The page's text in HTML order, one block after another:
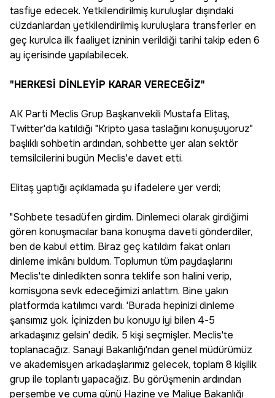
tasfiye edecek. Yetkilendirilmiş kuruluşlar dışındaki
cüzdanlardan yetkilendirilmiş kuruluşlara transferler en
geç kurulca ilk faaliyet izninin verildiği tarihi takip eden 6
ay içerisinde yapılabilecek.
"HERKESİ DİNLEYİP KARAR VERECEĞİZ"
AK Parti Meclis Grup Başkanvekili Mustafa Elitaş,
Twitter'da katıldığı "Kripto yasa taslağını konuşuyoruz"
başlıklı sohbetin ardından, sohbette yer alan sektör
temsilcilerini bugün Meclis'e davet etti.
Elitaş yaptığı açıklamada şu ifadelere yer verdi;
"Sohbete tesadüfen girdim. Dinlemeci olarak girdiğimi
gören konuşmacılar bana konuşma daveti gönderdiler,
ben de kabul ettim. Biraz geç katıldım fakat onları
dinleme imkânı buldum. Toplumun tüm paydaşlarını
Meclis'te dinledikten sonra teklife son halini verip,
komisyona sevk edeceğimizi anlattım. Bine yakın
platformda katılımcı vardı. 'Burada hepinizi dinleme
şansımız yok. İçinizden bu konuyu iyi bilen 4-5
arkadaşınız gelsin' dedik. 5 kişi seçmişler. Meclis'te
toplanacağız. Sanayi Bakanlığı'ndan genel müdürümüz
ve akademisyen arkadaşlarımız gelecek, toplam 8 kişilik
grup ile toplantı yapacağız. Bu görüşmenin ardından
perşembe ve cuma günü Hazine ve Maliye Bakanlığı